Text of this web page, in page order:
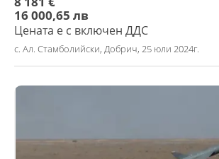
16 000,65 лв
Цената е с включен ДДС
с. Ал. Стамболийски, Добрич, 25 юли 2024г.